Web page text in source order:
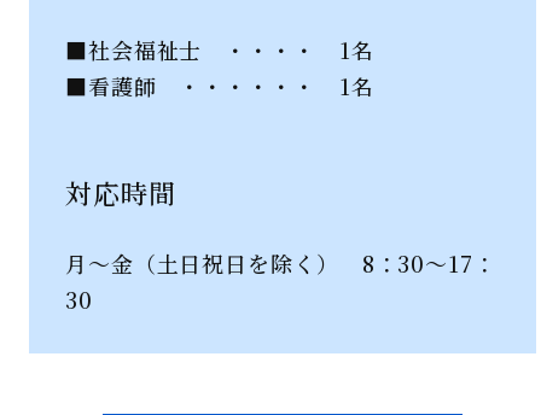
■社会福祉士 ・・・・ 1名
■看護師 ・・・・・・ 1名
対応時間
月～金（土日祝日を除く） 8：30～17：
30